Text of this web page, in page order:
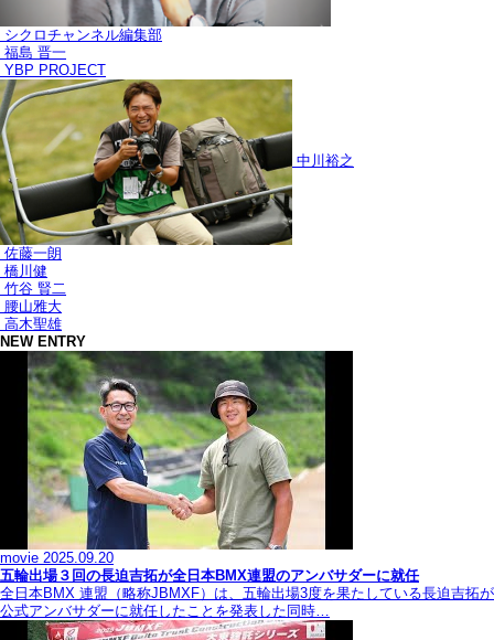
シクロチャンネル編集部
福島 晋一
YBP PROJECT
中川裕之
佐藤一朗
橋川健
竹谷 賢二
腰山雅大
高木聖雄
NEW ENTRY
movie 2025.09.20
五輪出場３回の長迫吉拓が全日本BMX連盟のアンバサダーに就任
全日本BMX 連盟（略称JBMXF）は、五輪出場3度を果たしている長迫吉拓が
公式アンバサダーに就任したことを発表した同時…